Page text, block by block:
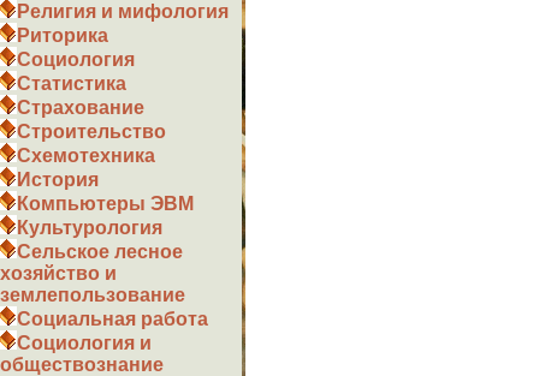
Религия и мифология
Риторика
Социология
Статистика
Страхование
Строительство
Схемотехника
История
Компьютеры ЭВМ
Культурология
Сельское лесное
хозяйство и
землепользование
Социальная работа
Социология и
обществознание